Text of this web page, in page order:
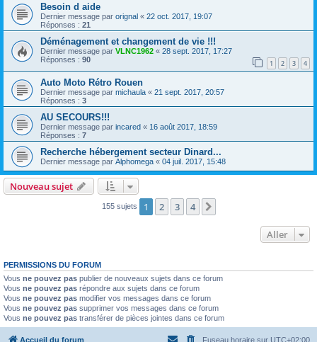
Besoin d aide
Dernier message par orignal « 22 oct. 2017, 19:07
Réponses : 21
Déménagement et changement de vie !!!
Dernier message par VLNC1962 « 28 sept. 2017, 17:27
Réponses : 90 1 2 3 4
Auto Moto Rétro Rouen
Dernier message par michaula « 21 sept. 2017, 20:57
Réponses : 3
AU SECOURS!!!
Dernier message par incared « 16 août 2017, 18:59
Réponses : 7
Recherche hébergement secteur Dinard...
Dernier message par Alphomega « 04 juil. 2017, 15:48
Nouveau sujet
155 sujets 1 2 3 4
Aller
PERMISSIONS DU FORUM
Vous ne pouvez pas publier de nouveaux sujets dans ce forum
Vous ne pouvez pas répondre aux sujets dans ce forum
Vous ne pouvez pas modifier vos messages dans ce forum
Vous ne pouvez pas supprimer vos messages dans ce forum
Vous ne pouvez pas transférer de pièces jointes dans ce forum
Accueil du forum Fuseau horaire sur UTC+02:00